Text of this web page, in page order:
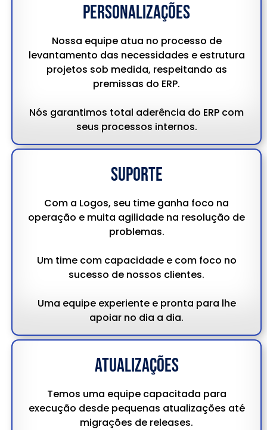
personalizações
Nossa equipe atua no processo de
levantamento das necessidades e estrutura
projetos sob medida, respeitando as
premissas do ERP.
Nós garantimos total aderência do ERP com
seus processos internos.
suporte
Com a Logos, seu time ganha foco na
operação e muita agilidade na resolução de
problemas.
Um time com capacidade e com foco no
sucesso de nossos clientes.
Uma equipe experiente e pronta para lhe
apoiar no dia a dia.
Atualizações
Temos uma equipe capacitada para
execução desde pequenas atualizações até
migrações de releases.